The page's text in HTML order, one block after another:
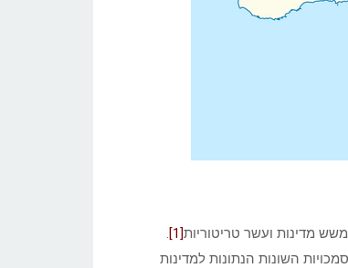
מדינות ועשר טריטוריות[1]
.
מדינות אוסטרליה, מושבות בריטיות נפרדות, שהתאחדו ב-1901. הסמכויות השונות הנתונות למדינות